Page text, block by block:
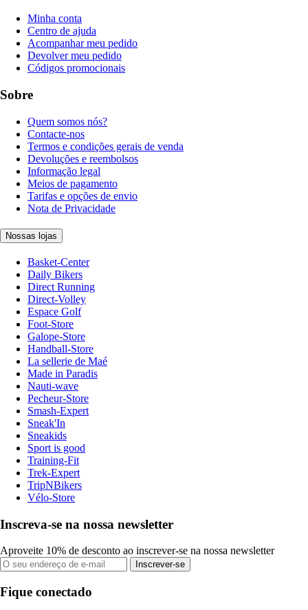
Minha conta
Centro de ajuda
Acompanhar meu pedido
Devolver meu pedido
Códigos promocionais
Sobre
Quem somos nós?
Contacte-nos
Termos e condições gerais de venda
Devoluções e reembolsos
Informação legal
Meios de pagamento
Tarifas e opções de envio
Nota de Privacidade
Nossas lojas
Basket-Center
Daily Bikers
Direct Running
Direct-Volley
Espace Golf
Foot-Store
Galope-Store
Handball-Store
La sellerie de Maé
Made in Paradis
Nauti-wave
Pecheur-Store
Smash-Expert
Sneak'In
Sneakids
Sport is good
Training-Fit
Trek-Expert
TripNBikers
Vélo-Store
Inscreva-se na nossa newsletter
Aproveite 10% de desconto ao inscrever-se na nossa newsletter
Inscrever-se
Fique conectado